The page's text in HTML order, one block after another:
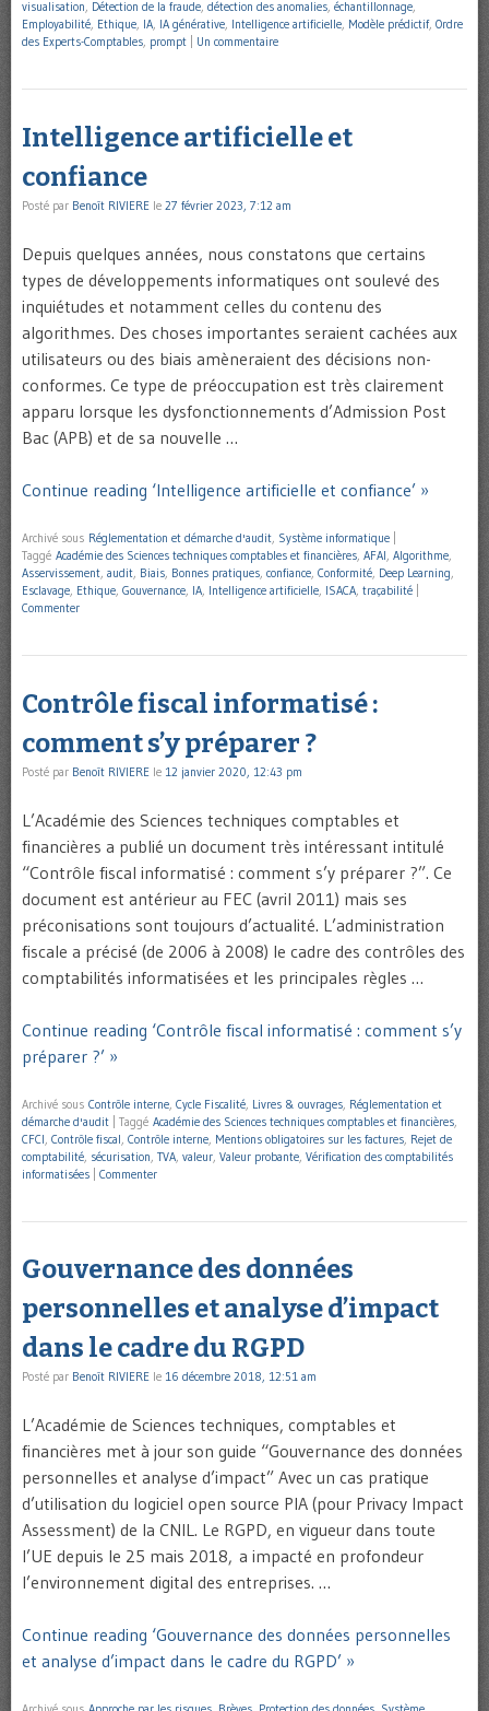
visualisation, Détection de la fraude, détection des anomalies, échantillonnage,
Employabilité, Ethique, IA, IA générative, Intelligence artificielle, Modèle prédictif, Ordre
des Experts-Comptables, prompt Un commentaire
Intelligence artificielle et
confiance
Posté par Benoît RIVIERE le 27 février 2023, 7:12 am
Depuis quelques années, nous constatons que certains
types de développements informatiques ont soulevé des
inquiétudes et notamment celles du contenu des
algorithmes. Des choses importantes seraient cachées aux
utilisateurs ou des biais amèneraient des décisions non-
conformes. Ce type de préoccupation est très clairement
apparu lorsque les dysfonctionnements d’Admission Post
Bac (APB) et de sa nouvelle …
Continue reading ‘Intelligence artificielle et confiance’ »
Archivé sous Réglementation et démarche d'audit, Système informatique
Taggé Académie des Sciences techniques comptables et financières, AFAI, Algorithme,
Asservissement, audit, Biais, Bonnes pratiques, confiance, Conformité, Deep Learning,
Esclavage, Ethique, Gouvernance, IA, Intelligence artificielle, ISACA, traçabilité
Commenter
Contrôle fiscal informatisé :
comment s’y préparer ?
Posté par Benoît RIVIERE le 12 janvier 2020, 12:43 pm
L’Académie des Sciences techniques comptables et
financières a publié un document très intéressant intitulé
“Contrôle fiscal informatisé : comment s’y préparer ?”. Ce
document est antérieur au FEC (avril 2011) mais ses
préconisations sont toujours d’actualité. L’administration
fiscale a précisé (de 2006 à 2008) le cadre des contrôles des
comptabilités informatisées et les principales règles …
Continue reading ‘Contrôle fiscal informatisé : comment s’y
préparer ?’ »
Archivé sous Contrôle interne Cycle Fiscalité Livres & ouvrages Réglementation et
démarche d'audit
Taggé Académie des Sciences techniques comptables et financières
CFCI Contrôle fiscal Contrôle interne Mentions obligatoires sur les factures Rejet de
comptabilité sécurisation TVA valeur Valeur probante Vérification des comptabilités
informatisées
Commenter
Gouvernance des données
personnelles et analyse d’impact
dans le cadre du RGPD
Posté par Benoît RIVIERE le 16 décembre 2018, 12:51 am
L’Académie de Sciences techniques, comptables et
financières met à jour son guide “Gouvernance des données
personnelles et analyse d’impact” Avec un cas pratique
d’utilisation du logiciel open source PIA (pour Privacy Impact
Assessment) de la CNIL. Le RGPD, en vigueur dans toute
l’UE depuis le 25 mais 2018, a impacté en profondeur
l’environnement digital des entreprises. …
Continue reading ‘Gouvernance des données personnelles
et analyse d’impact dans le cadre du RGPD’ »